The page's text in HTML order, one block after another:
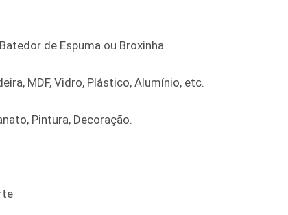
de Espuma ou Broxinha
MDF, Vidro, Plástico, Alumínio, etc.
Pintura, Decoração.